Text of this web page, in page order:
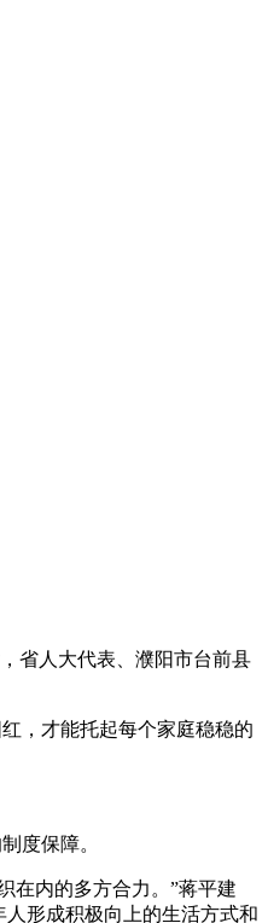
省人大代表、濮阳市台前县
，才能托起每个家庭稳稳的
度保障。
在内的多方合力。”蒋平建
形成积极向上的生活方式和